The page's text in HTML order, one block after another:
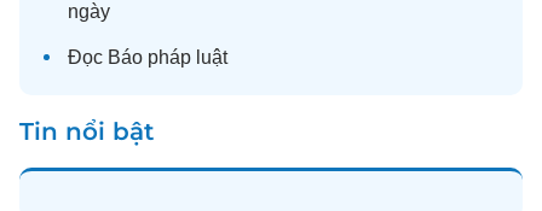
ngày
Đọc Báo pháp luật
Tin nổi bật